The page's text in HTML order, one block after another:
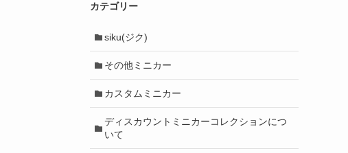
カテゴリー
siku(ジク)
その他ミニカー
カスタムミニカー
ディスカウントミニカーコレクションにつ
いて